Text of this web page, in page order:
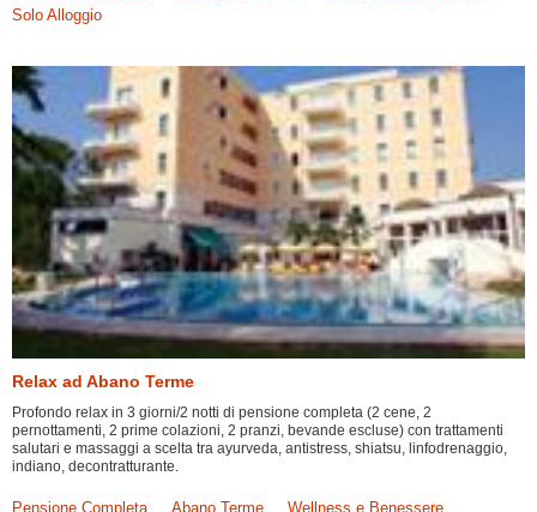
Solo Alloggio
Relax ad Abano Terme
Profondo relax in 3 giorni/2 notti di pensione completa (2 cene, 2
pernottamenti, 2 prime colazioni, 2 pranzi, bevande escluse) con trattamenti
salutari e massaggi a scelta tra ayurveda, antistress, shiatsu, linfodrenaggio,
indiano, decontratturante.
Pensione Completa Abano Terme Wellness e Benessere